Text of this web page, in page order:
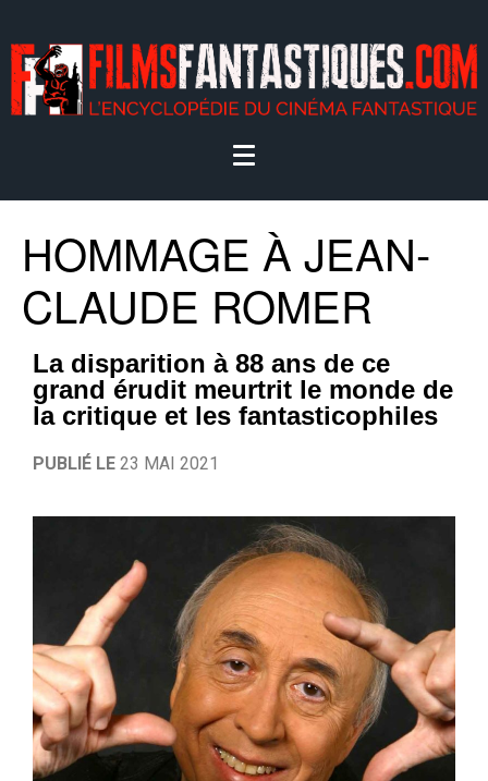
HOMMAGE À JEAN-
CLAUDE ROMER
La disparition à 88 ans de ce
grand érudit meurtrit le monde de
la critique et les fantasticophiles
PUBLIÉ LE 23 MAI 2021